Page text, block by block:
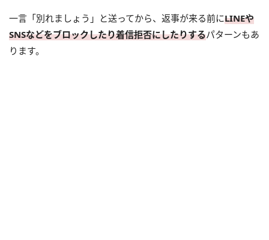
一言「別れましょう」と送ってから、返事が来る前にLINEや
SNSなどをブロックしたり着信拒否にしたりするパターンもあ
ります。